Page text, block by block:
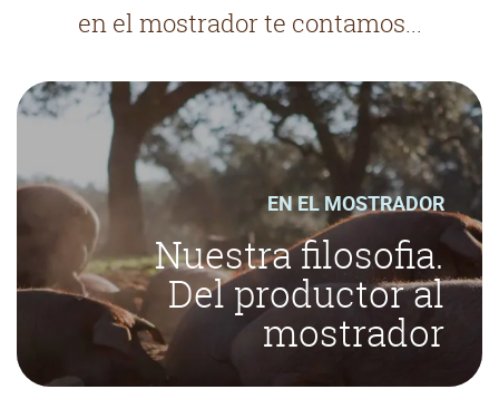
en el mostrador te contamos...
EN EL MOSTRADOR
Nuestra filosofia.
Del productor al
mostrador